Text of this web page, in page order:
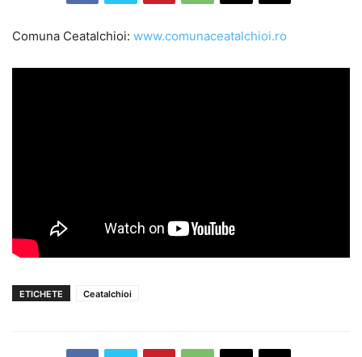
Comuna Ceatalchioi: www.comunaceatalchioi.ro
ETICHETE Ceatalchioi